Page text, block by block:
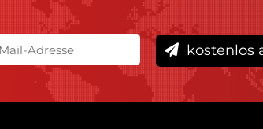
kostenlos